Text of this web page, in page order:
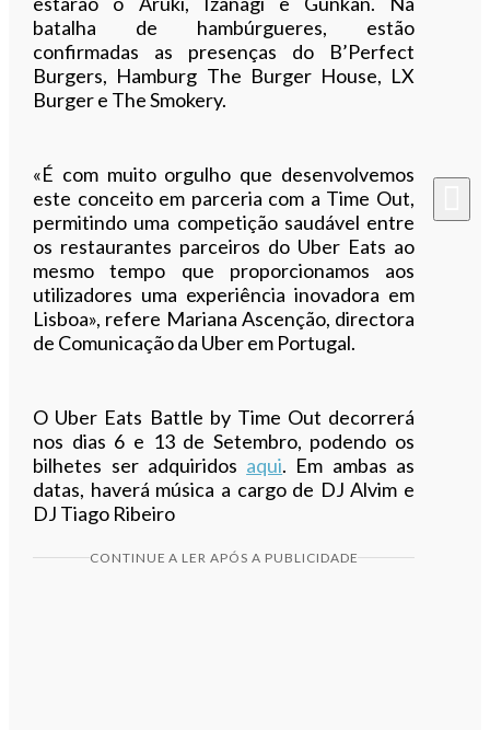
batalha de hambúrgueres, estão
confirmadas as presenças do B’Perfect
Burgers, Hamburg The Burger House, LX
Burger e The Smokery.
«É com muito orgulho que desenvolvemos
este conceito em parceria com a Time Out,
permitindo uma competição saudável entre
os restaurantes parceiros do Uber Eats ao
mesmo tempo que proporcionamos aos
utilizadores uma experiência inovadora em
Lisboa», refere Mariana Ascenção, directora
de Comunicação da Uber em Portugal.
O Uber Eats Battle by Time Out decorrerá
nos dias 6 e 13 de Setembro, podendo os
bilhetes ser adquiridos aqui. Em ambas as
datas, haverá música a cargo de DJ Alvim e
DJ Tiago Ribeiro
CONTINUE A LER APÓS A PUBLICIDADE